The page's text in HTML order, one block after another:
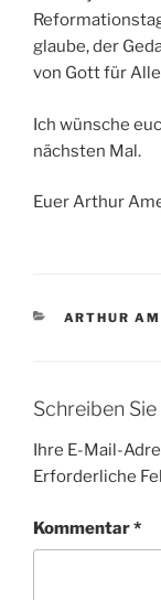
glaube, der
von Gott für
Ich wünsche
nächsten Mal.
Euer Arthur
ARTHUR
Schreiben
Ihre E-Mail-
Erforderliche
Kommentar*